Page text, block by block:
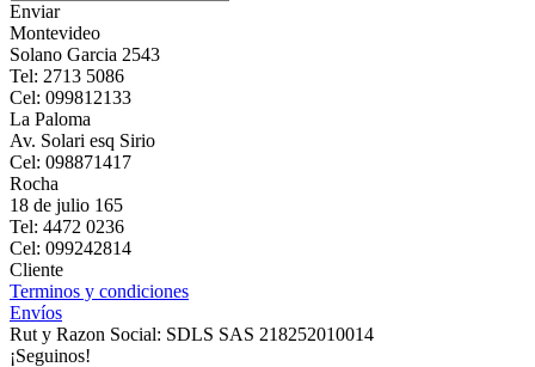
Enviar
Montevideo
Solano Garcia 2543
Tel: 2713 5086
Cel: 099812133
La Paloma
Av. Solari esq Sirio
Cel: 098871417
Rocha
18 de julio 165
Tel: 4472 0236
Cel: 099242814
Cliente
Terminos y condiciones
Envíos
Rut y Razon Social: SDLS SAS 218252010014
¡Seguinos!